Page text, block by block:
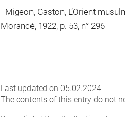
Migeon, Gaston, L’Orient
Morancé, 1922, p. 53, n° 296
Last updated on 05.02.2024
The contents of this entry do not